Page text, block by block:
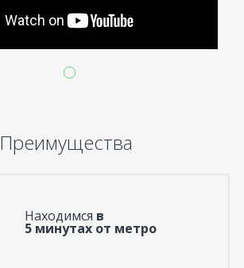
Преимущества
Находимся в
5 минутах от метро